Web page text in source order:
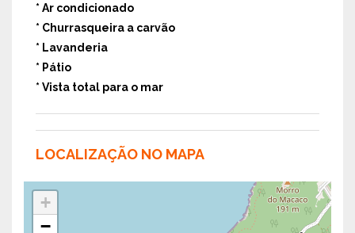
* Ar condicionado
* Churrasqueira a carvão
* Lavanderia
* Pátio
* Vista total para o mar
LOCALIZAÇÃO NO MAPA
+
−